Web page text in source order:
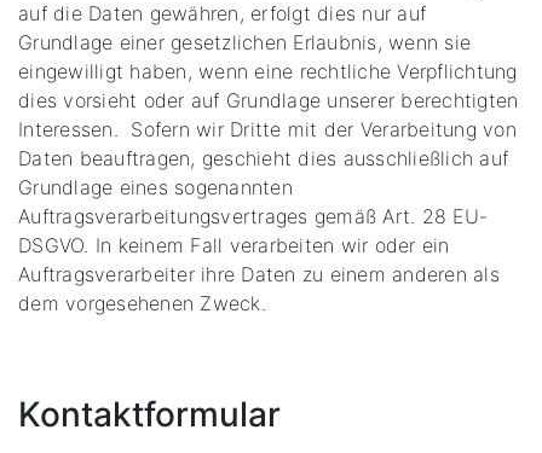
auf die Daten gewähren, erfolgt dies nur auf
Grundlage einer gesetzlichen Erlaubnis, wenn sie
eingewilligt haben, wenn eine rechtliche Verpflichtung
dies vorsieht oder auf Grundlage unserer berechtigten
Interessen. Sofern wir Dritte mit der Verarbeitung von
Daten beauftragen, geschieht dies ausschließlich auf
Grundlage eines sogenannten
Auftragsverarbeitungsvertrages gemäß Art. 28 EU-
DSGVO. In keinem Fall verarbeiten wir oder ein
Auftragsverarbeiter ihre Daten zu einem anderen als
dem vorgesehenen Zweck.
Kontaktformular